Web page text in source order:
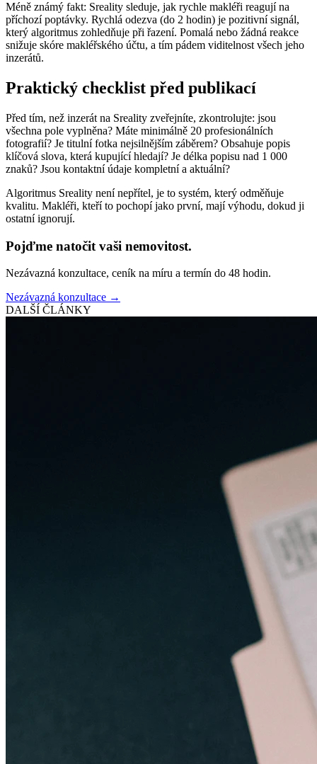
Méně známý fakt: Sreality sleduje, jak rychle makléři reagují na
příchozí poptávky. Rychlá odezva (do 2 hodin) je pozitivní signál,
který algoritmus zohledňuje při řazení. Pomalá nebo žádná reakce
snižuje skóre makléřského účtu, a tím pádem viditelnost všech jeho
inzerátů.
Praktický checklist před publikací
Před tím, než inzerát na Sreality zveřejníte, zkontrolujte: jsou
všechna pole vyplněna? Máte minimálně 20 profesionálních
fotografií? Je titulní fotka nejsilnějším záběrem? Obsahuje popis
klíčová slova, která kupující hledají? Je délka popisu nad 1 000
znaků? Jsou kontaktní údaje kompletní a aktuální?
Algoritmus Sreality není nepřítel, je to systém, který odměňuje
kvalitu. Makléři, kteří to pochopí jako první, mají výhodu, dokud ji
ostatní ignorují.
Pojďme natočit vaši nemovitost.
Nezávazná konzultace, ceník na míru a termín do 48 hodin.
Nezávazná konzultace →
DALŠÍ ČLÁNKY